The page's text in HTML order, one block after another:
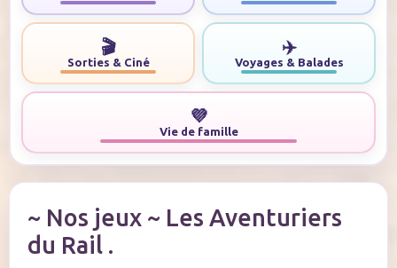
🎬
Sorties & Ciné
✈️
Voyages & Balades
💜
Vie de famille
~ Nos jeux ~ Les Aventuriers
du Rail .